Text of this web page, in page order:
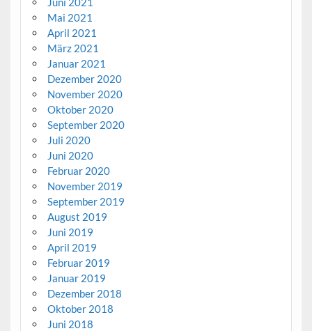
Mai 2021
April 2021
März 2021
Januar 2021
Dezember 2020
November 2020
Oktober 2020
September 2020
Juli 2020
Juni 2020
Februar 2020
November 2019
September 2019
August 2019
Juni 2019
April 2019
Februar 2019
Januar 2019
Dezember 2018
Oktober 2018
Juni 2018